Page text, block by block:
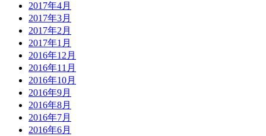
2017年4月
2017年3月
2017年2月
2017年1月
2016年12月
2016年11月
2016年10月
2016年9月
2016年8月
2016年7月
2016年6月